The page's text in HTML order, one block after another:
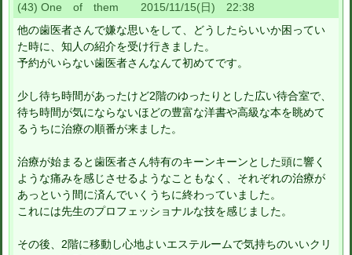
(43) One of them 2015/11/15(日) 22:38
他の歯医者さんで嫌な思いをして、どうしたらいいか困ってい
た時に、知人の紹介を受け行きました。
予約がいらない歯医者さんなんて初めてです。
少し待ち時間があったけど2階のゆったりとした広い待合室で、
待ち時間が気にならないほどの豊富な洋書や高級な本を眺めて
るうちに治療の順番が来ました。
治療が始まると歯医者さん特有のキーンキーンとした頭に響く
ような痛みを感じさせるようなこともなく、それぞれの治療が
あっという間に済んでいくうちに終わっていました。
これには先生のプロフェッショナルな技を感じました。
その後、2階に移動し心地よいエステルームで気持ちのいいクリ